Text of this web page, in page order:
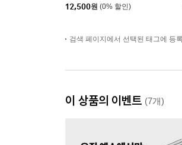
12,500원 (0% 할인)
검색 페이지에서 선택된 태그에 등
이 상품의 이벤트 (7개)